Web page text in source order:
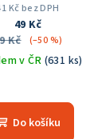
Kč bez DPH
49 Kč
Kč
(–50 %)
v ČR (631 ks)
hodnocení
produktu
Do košíku